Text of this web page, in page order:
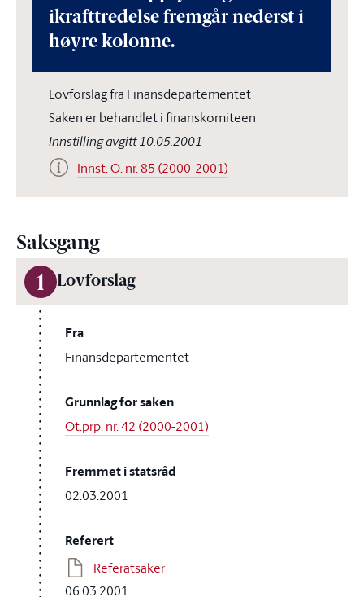
ikrafttredelse fremgår nederst i
høyre kolonne.
Lovforslag fra Finansdepartementet
Saken er behandlet i finanskomiteen
Innstilling avgitt 10.05.2001
Innst. O. nr. 85 (2000-2001)
Saksgang
1 Lovforslag
Fra
Finansdepartementet
Grunnlag for saken
Ot.prp. nr. 42 (2000-2001)
Fremmet i statsråd
02.03.2001
Referert
Referatsaker
06.03.2001